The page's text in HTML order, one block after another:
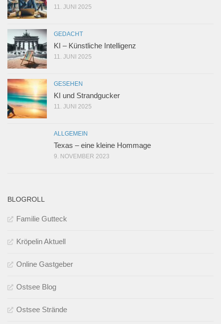
11. JUNI 2025
GEDACHT
KI – Künstliche Intelligenz
11. JUNI 2025
GESEHEN
KI und Strandgucker
11. JUNI 2025
ALLGEMEIN
Texas – eine kleine Hommage
9. NOVEMBER 2023
BLOGROLL
Familie Gutteck
Kröpelin Aktuell
Online Gastgeber
Ostsee Blog
Ostsee Strände